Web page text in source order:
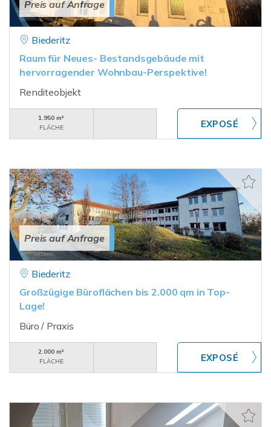
Preis auf Anfrage
Biederitz
Raum für Neues- Bestandsgebäude mit
hervorragender Wohnbau-Perspektive!
Renditeobjekt
1.950 m²
FLÄCHE
Preis auf Anfrage
Biederitz
Großzügige Büroflächen bis 2.000 qm in Top-
Lage!
Büro / Praxis
2.000 m²
FLÄCHE